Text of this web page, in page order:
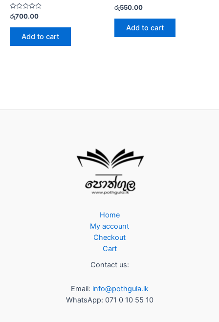
Rated
0
out
රු700.00
Add to cart
Rated
0
out
රු550.00
Add to cart
Home
My account
Checkout
Cart
Contact us:
Email: info@pothgula.lk
WhatsApp: 071 0 10 55 10